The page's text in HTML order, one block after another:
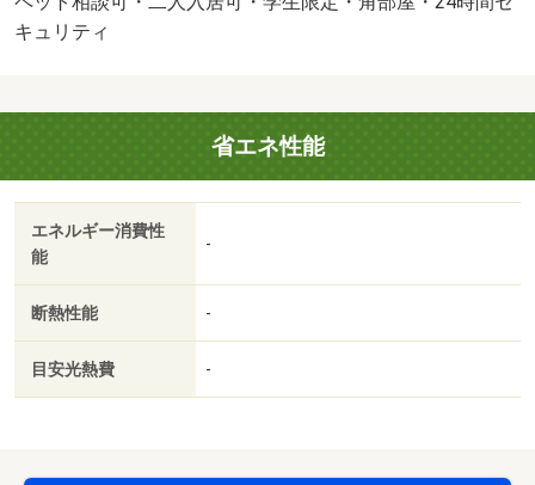
１％＋８００円／月（その他商品あり））・他交通手段：
る物件です（＊‘ω‘ ＊）八代市のお部屋探しはアパマンシ
ョップまで！！・バイク置場：なし・駐輪場：有/初回保証
料 35000円/初期消火器具 6380円/室内清掃費用 60500円/
室内除菌施工 17600円/その他費用 16500円
キュリティ
省エネ性能
エネルギー消費性
能
-
断熱性能 -
目安光熱費 -